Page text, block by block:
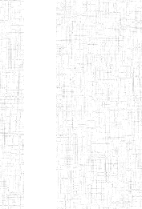
ENIEG DE
BATOURI
ENBIEG DE
BERTOUA
ENIET DE
BERTOUA